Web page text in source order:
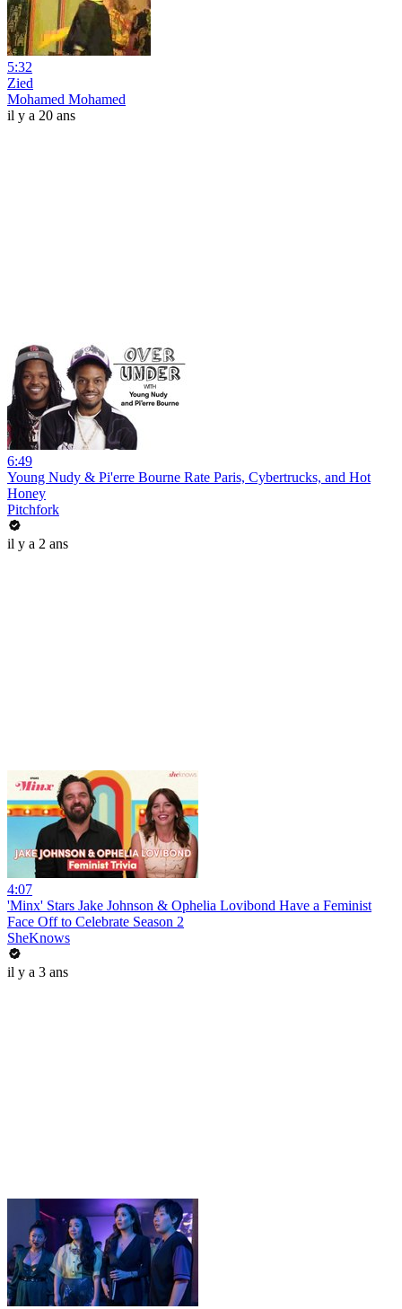
5:32
Zied
Mohamed Mohamed
il y a 20 ans
6:49
Young Nudy & Pi'erre Bourne Rate Paris, Cybertrucks, and Hot
Honey
Pitchfork
il y a 2 ans
4:07
'Minx' Stars Jake Johnson & Ophelia Lovibond Have a Feminist
Face Off to Celebrate Season 2
SheKnows
il y a 3 ans